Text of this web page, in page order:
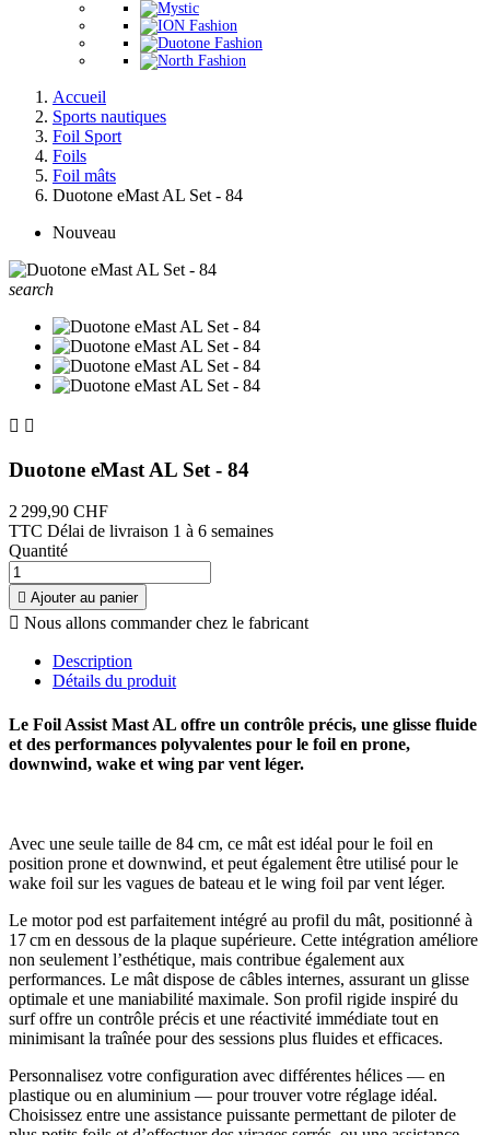
Accueil
Sports nautiques
Foil Sport
Foils
Foil mâts
Duotone eMast AL Set - 84
Nouveau
search
 
Duotone eMast AL Set - 84
2 299,90 CHF
TTC Délai de livraison 1 à 6 semaines
Quantité
 Ajouter au panier
 Nous allons commander chez le fabricant
Description
Détails du produit
Le Foil Assist Mast AL offre un contrôle précis, une glisse fluide
et des performances polyvalentes pour le foil en prone,
downwind, wake et wing par vent léger.
Avec une seule taille de 84 cm, ce mât est idéal pour le foil en
position prone et downwind, et peut également être utilisé pour le
wake foil sur les vagues de bateau et le wing foil par vent léger.
Le motor pod est parfaitement intégré au profil du mât, positionné à
17 cm en dessous de la plaque supérieure. Cette intégration améliore
non seulement l’esthétique, mais contribue également aux
performances. Le mât dispose de câbles internes, assurant un glisse
optimale et une maniabilité maximale. Son profil rigide inspiré du
surf offre un contrôle précis et une réactivité immédiate tout en
minimisant la traînée pour des sessions plus fluides et efficaces.
Personnalisez votre configuration avec différentes hélices — en
plastique ou en aluminium — pour trouver votre réglage idéal.
Choisissez entre une assistance puissante permettant de piloter de